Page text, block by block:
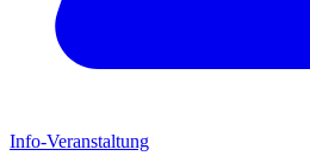
Info-Veranstaltung